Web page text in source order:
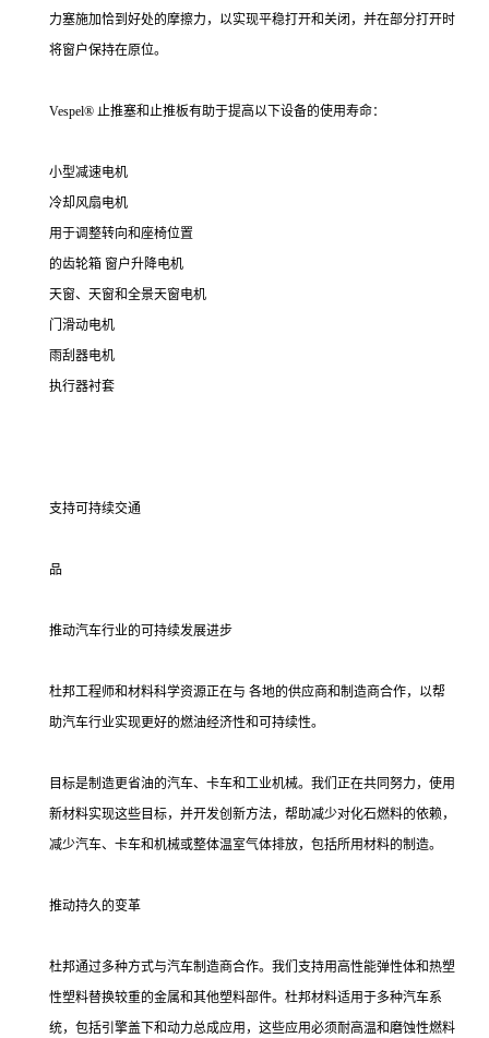
力塞施加恰到好处的摩擦力，以实现平稳打开和关闭，并在部分打开时
将窗户保持在原位。
Vespel® 止推塞和止推板有助于提高以下设备的使用寿命：
小型减速电机
冷却风扇电机
用于调整转向和座椅位置
的齿轮箱 窗户升降电机
天窗、天窗和全景天窗电机
门滑动电机
雨刮器电机
执行器衬套
支持可持续交通
品
推动汽车行业的可持续发展进步
杜邦工程师和材料科学资源正在与 各地的供应商和制造商合作，以帮
助汽车行业实现更好的燃油经济性和可持续性。
目标是制造更省油的汽车、卡车和工业机械。我们正在共同努力，使用
新材料实现这些目标，并开发创新方法，帮助减少对化石燃料的依赖，
减少汽车、卡车和机械或整体温室气体排放，包括所用材料的制造。
推动持久的变革
杜邦通过多种方式与汽车制造商合作。我们支持用高性能弹性体和热塑
性塑料替换较重的金属和其他塑料部件。杜邦材料适用于多种汽车系
统，包括引擎盖下和动力总成应用，这些应用必须耐高温和磨蚀性燃料